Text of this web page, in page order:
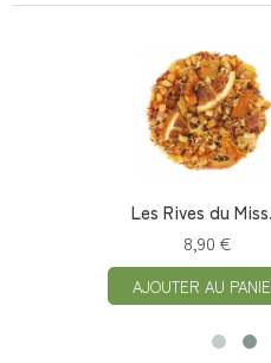
Les Rives du Miss...
AJOUTER AU PANIER